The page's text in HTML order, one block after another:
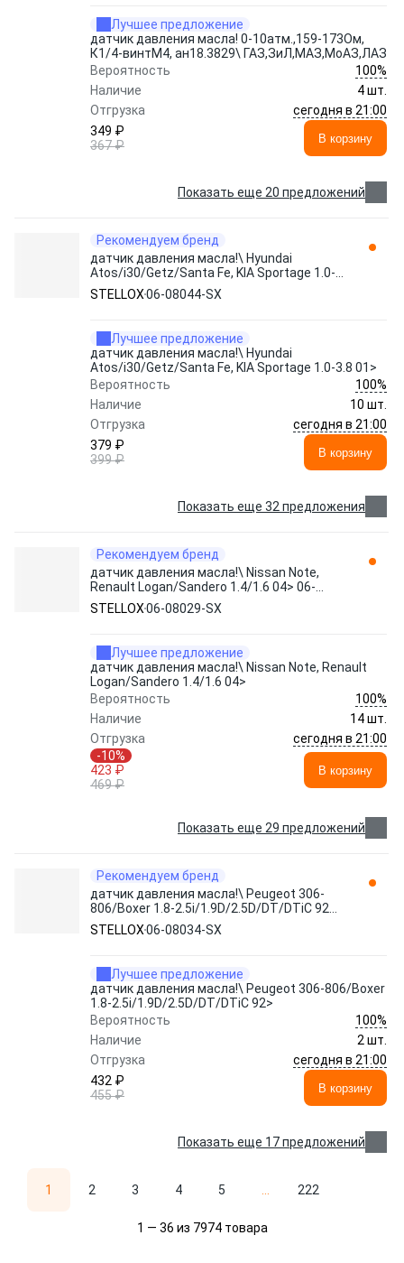
Лучшее предложение
датчик давления масла! 0-10атм.,159-173Ом,
К1/4-винтМ4, ан18.3829\ ГАЗ,ЗиЛ,МАЗ,МоАЗ,ЛАЗ
Вероятность
100%
Наличие
4 шт.
Отгрузка
сегодня в 21:00
349 ₽
367 ₽
В корзину
Показать еще 20 предложений
Рекомендуем бренд
датчик давления масла!\ Hyundai
Atos/i30/Getz/Santa Fe, KIA Sportage 1.0-
3.8 01> 06-08044-SX STELLOX
STELLOX06-08044-SX
Лучшее предложение
датчик давления масла!\ Hyundai
Atos/i30/Getz/Santa Fe, KIA Sportage 1.0-3.8 01>
Вероятность
100%
Наличие
10 шт.
Отгрузка
сегодня в 21:00
379 ₽
399 ₽
В корзину
Показать еще 32 предложения
Рекомендуем бренд
датчик давления масла!\ Nissan Note,
Renault Logan/Sandero 1.4/1.6 04> 06-
08029-SX STELLOX
STELLOX06-08029-SX
Лучшее предложение
датчик давления масла!\ Nissan Note, Renault
Logan/Sandero 1.4/1.6 04>
Вероятность
100%
Наличие
14 шт.
Отгрузка
сегодня в 21:00
-10%
423 ₽
469 ₽
В корзину
Показать еще 29 предложений
Рекомендуем бренд
датчик давления масла!\ Peugeot 306-
806/Boxer 1.8-2.5i/1.9D/2.5D/DT/DTiC 92>
06-08034-SX STELLOX
STELLOX06-08034-SX
Лучшее предложение
датчик давления масла!\ Peugeot 306-806/Boxer
1.8-2.5i/1.9D/2.5D/DT/DTiC 92>
Вероятность
100%
Наличие
2 шт.
Отгрузка
сегодня в 21:00
432 ₽
455 ₽
В корзину
Показать еще 17 предложений
1 2 3 4 5 222
1 — 36 из 7974 товара